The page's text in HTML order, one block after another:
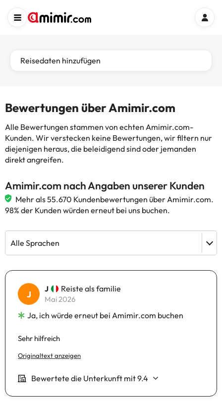
Reisedaten hinzufügen
Bewertungen über Amimir.com
Alle Bewertungen stammen von echten Amimir.com-
Kunden. Wir verstecken keine Bewertungen, wir filtern nur
diejenigen heraus, die beleidigend sind oder jemanden
direkt angreifen.
Amimir.com nach Angaben unserer Kunden
Mehr als 55.670 Kundenbewertungen über Amimir.com.
98% der Kunden würden erneut bei uns buchen.